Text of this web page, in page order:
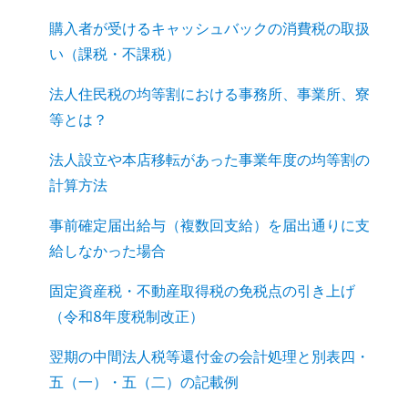
購入者が受けるキャッシュバックの消費税の取扱
い（課税・不課税）
法人住民税の均等割における事務所、事業所、寮
等とは？
法人設立や本店移転があった事業年度の均等割の
計算方法
事前確定届出給与（複数回支給）を届出通りに支
給しなかった場合
固定資産税・不動産取得税の免税点の引き上げ
（令和8年度税制改正）
翌期の中間法人税等還付金の会計処理と別表四・
五（一）・五（二）の記載例